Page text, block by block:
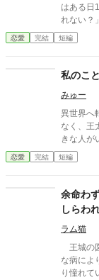
はある日1番
恋愛 完結 短編
私のこ
みゅー
異世界へ
なく、王
きな人が
殿下だと
思いなおすが……… 切ない話を
恋愛 完結 短編
余命わ
しらわ
ラム猫
王城の
な病によ
り憧れて